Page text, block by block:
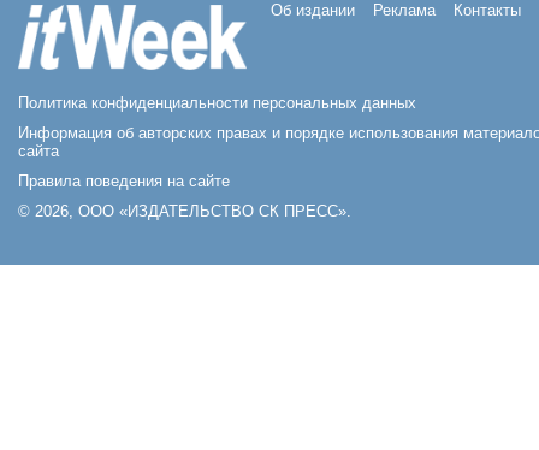
Об издании Реклама Контакты
Политика конфиденциальности персональных данных
Информация об авторских правах и порядке использования
сайта
Правила поведения на сайте
© 2026, ООО «ИЗДАТЕЛЬСТВО СК ПРЕСС».